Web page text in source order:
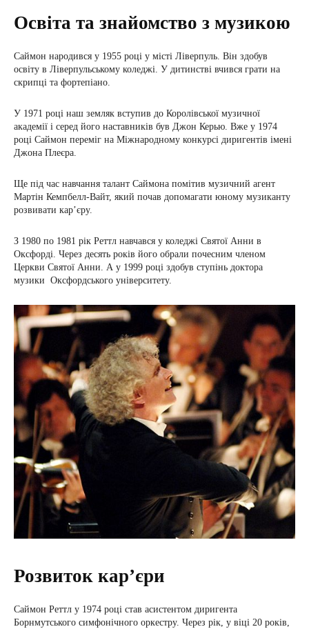
Освіта та знайомство з музикою
Саймон народився у 1955 році у місті Ліверпуль. Він здобув
освіту в Ліверпульському коледжі. У дитинстві вчився грати на
скрипці та фортепіано.
У 1971 році наш земляк вступив до Королівської музичної
академії і серед його наставників був Джон Керью. Вже у 1974
році Саймон переміг на Міжнародному конкурсі диригентів імені
Джона Плеєра.
Ще під час навчання талант Саймона помітив музичний агент
Мартін Кемпбелл-Вайт, який почав допомагати юному музиканту
розвивати кар’єру.
З 1980 по 1981 рік Реттл навчався у коледжі Святої Анни в
Оксфорді. Через десять років його обрали почесним членом
Церкви Святої Анни. А у 1999 році здобув ступінь доктора
музики Оксфордського університету.
Розвиток кар’єри
Саймон Реттл у 1974 році став асистентом диригента
Борнмутського симфонічного оркестру. Через рік, у віці 20 років,